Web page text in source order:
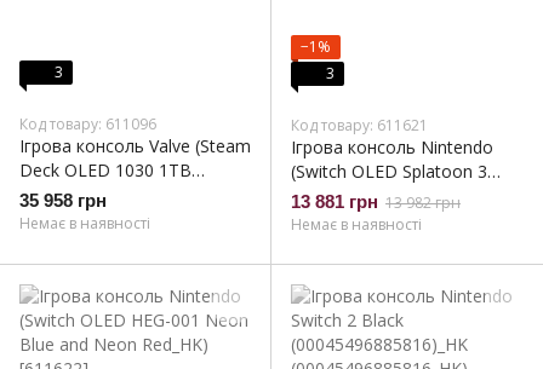
3
Код товару: 611096
Ігрова консоль Valve (Steam
Deck OLED 1030 1TB
Black_JP)
35 958 грн
Немає в наявності
−1%
3
Код товару: 611621
Ігрова консоль Nintendo
(Switch OLED Splatoon 3
Edition_HK)
13 881 грн 13 982 грн
Немає в наявності